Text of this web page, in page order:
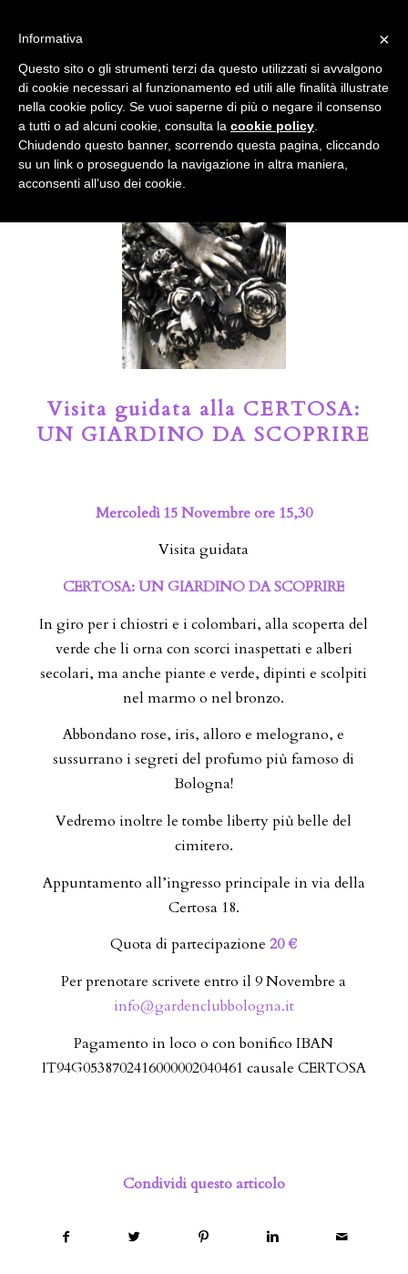
Il Blog del Garden Club di Bologna
Visita guidata alla CERTOSA:
UN GIARDINO DA SCOPRIRE
Mercoledì 15 Novembre ore 15,30
Visita guidata
CERTOSA: UN GIARDINO DA SCOPRIRE
In giro per i chiostri e i colombari, alla scoperta del
verde che li orna con scorci inaspettati e alberi
secolari, ma anche piante e verde, dipinti e scolpiti
nel marmo o nel bronzo.
Abbondano rose, iris, alloro e melograno, e
sussurrano i segreti del profumo più famoso di
Bologna!
Vedremo inoltre le tombe liberty più belle del
cimitero.
Appuntamento all’ingresso principale in via della
Certosa 18.
Quota di partecipazione20 €
Per prenotare scrivete entro il 9 Novembre a
info@gardenclubbologna.it
Pagamento in loco o con bonifico IBAN
IT94G0538702416000002040461 causale CERTOSA
Condividi questo articolo
accetta l'uso dei cookies previsto nella pagina dedicata.
Fai clic per abilitare/disabilitare il tracciamento di
Google Analytics.
OK Privacy e cookie policy
×
Informativa
Questo sito o gli strumenti terzi da questo utilizzati si avvalgono
di cookie necessari al funzionamento ed utili alle finalità illustrate
nella cookie policy. Se vuoi saperne di più o negare il consenso
a tutti o ad alcuni cookie, consulta la cookie policy
Chiudendo questo banner, scorrendo questa pagina, cliccando
su un link o proseguendo la navigazione in altra maniera,
acconsenti all’uso dei cookie.